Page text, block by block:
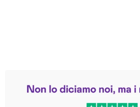
Trustpilot